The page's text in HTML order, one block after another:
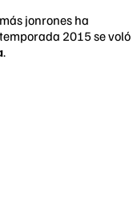
jonrones ha
2015 se voló
.